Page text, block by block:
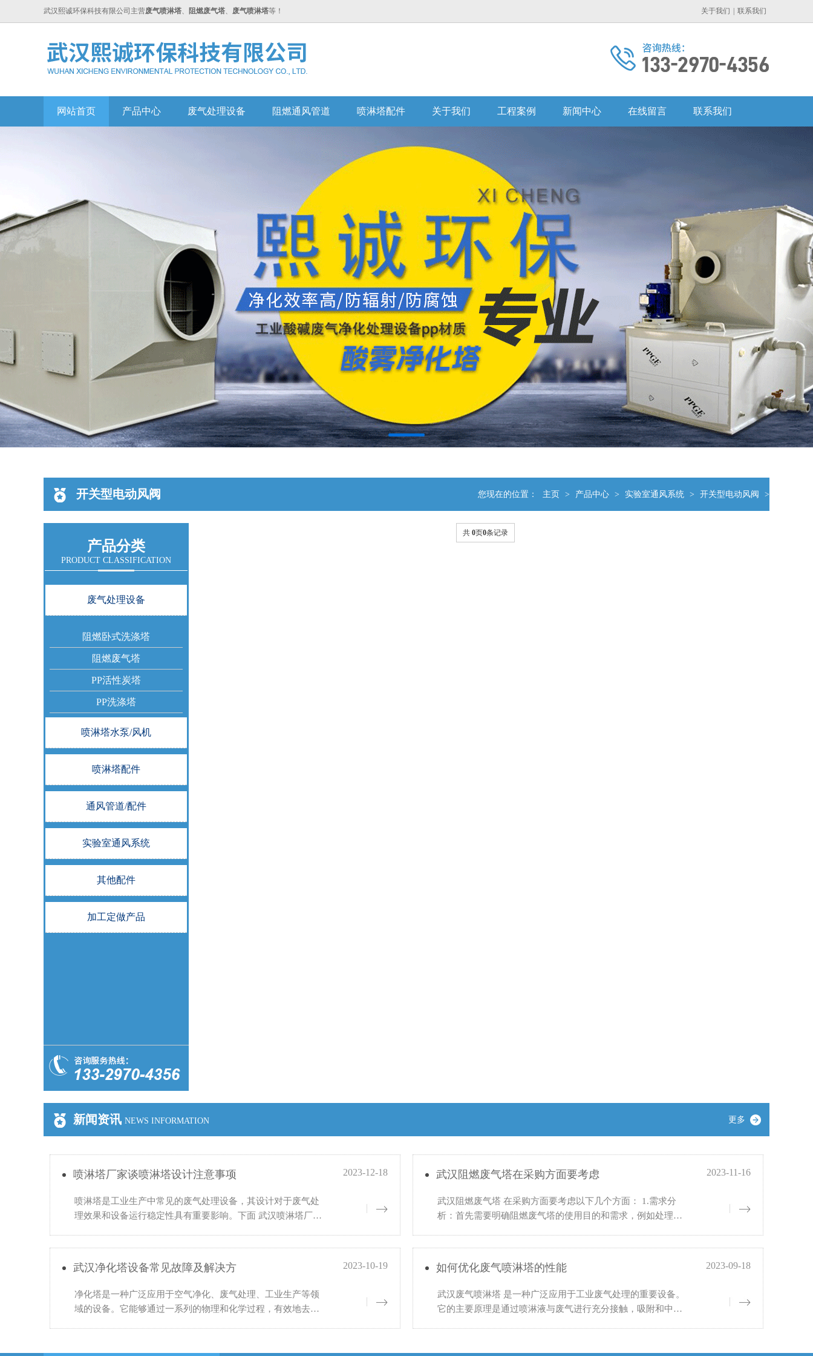
武汉熙诚环保科技有限公司主营废气喷淋塔、 阻燃废气塔、 废气喷淋塔等！ 关于我们 联系我们
网站首页 产品中心 废气处理设备 阻燃通风管道 喷淋塔配件 关于我们 工程案例 新闻中心 在线留言 联系我们
开关型电动风阀 您现在的位置： 主页 > 产品中心 > 实验室通风系统 > 开关型电动风阀 >
产品分类
PRODUCT CLASSIFICATION
废气处理设备
阻燃卧式洗涤塔
阻燃废气塔
PP活性炭塔
PP洗涤塔
喷淋塔水泵/风机
喷淋塔配件
通风管道/配件
实验室通风系统
其他配件
加工定做产品
共 0页0条记录
新闻资讯 NEWS INFORMATION 更多
喷淋塔厂家谈喷淋塔设计注意事项 2023-12-18
喷淋塔是工业生产中常见的废气处理设备，其设计对于废气处
理效果和设备运行稳定性具有重要影响。下面 武汉喷淋塔厂家
武汉阻燃废气塔在采购方面要考虑 2023-11-16
武汉阻燃废气塔 在采购方面要考虑以下几个方面： 1.需求分
析：首先需要明确阻燃废气塔的使用目的和需求，例如处理废
武汉净化塔设备常见故障及解决方 2023-10-19
净化塔是一种广泛应用于空气净化、废气处理、工业生产等领
域的设备。它能够通过一系列的物理和化学过程，有效地去除
如何优化废气喷淋塔的性能 2023-09-18
武汉废气喷淋塔 是一种广泛应用于工业废气处理的重要设备。
它的主要原理是通过喷淋液与废气进行充分接触，吸附和中和